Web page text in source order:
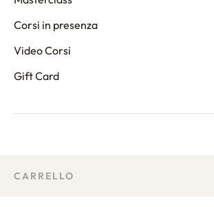
Corsi in presenza
Video Corsi
Gift Card
CARRELLO